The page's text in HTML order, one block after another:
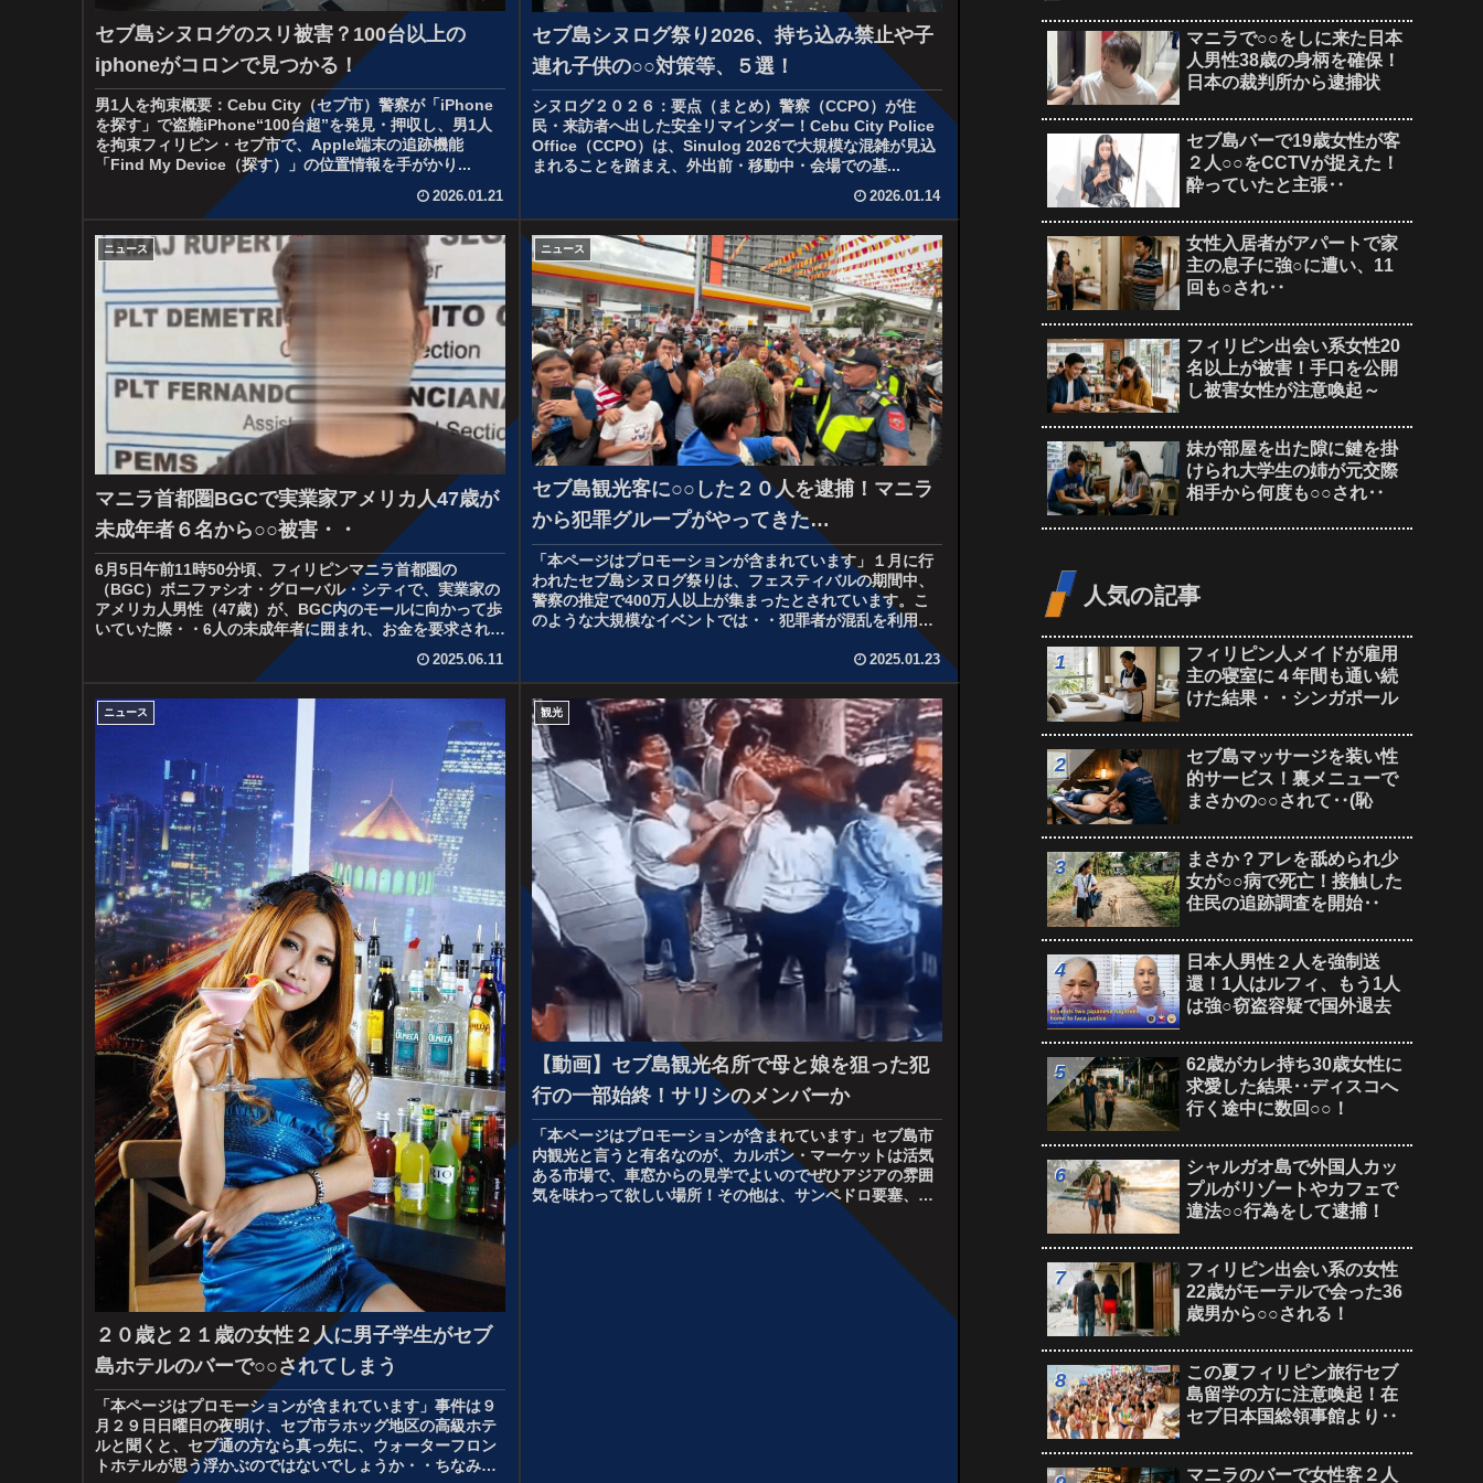
セブ島シヌログのスリ被害？100台以上の
iphoneがコロンで見つかる！
男1人を拘束概要：Cebu City（セブ市）警察が「iPhone
を探す」で盗難iPhone“100台超”を発見・押収し、男1人
を拘束フィリピン・セブ市で、Apple端末の追跡機能
「Find My Device（探す）」の位置情報を手がかり...
2026.01.21
セブ島シヌログ祭り2026、持ち込み禁止や子
連れ子供の○○対策等、５選！
シヌログ２０２６：要点（まとめ）警察（CCPO）が住
民・来訪者へ出した安全リマインダー！Cebu City Police
Office（CCPO）は、Sinulog 2026で大規模な混雑が見込
まれることを踏まえ、外出前・移動中・会場での基...
2026.01.14
ニュース
マニラ首都圏BGCで実業家アメリカ人47歳が
未成年者６名から○○被害・・
6月5日午前11時50分頃、フィリピンマニラ首都圏の
（BGC）ボニファシオ・グローバル・シティで、実業家の
アメリカ人男性（47歳）が、BGC内のモールに向かって歩
いていた際・・6人の未成年者に囲まれ、お金を要求され彼
がお金を渡そうとした時、...
2025.06.11
ニュース
セブ島観光客に○○した２０人を逮捕！マニラ
から犯罪グループがやってきた…
「本ページはプロモーションが含まれています」１月に行
われたセブ島シヌログ祭りは、フェスティバルの期間中、
警察の推定で400万人以上が集まったとされています。こ
のような大規模なイベントでは・・犯罪者が混乱を利用し
2025.01.23
ニュース
２０歳と２１歳の女性２人に男子学生がセブ
島ホテルのバーで○○されてしまう
「本ページはプロモーションが含まれています」事件は９
月２９日日曜日の夜明け、セブ市ラホッグ地区の高級ホテ
ルと聞くと、セブ通の方なら真っ先に、ウォーターフロン
トホテルが思う浮かぶのではないでしょうか・・ちなみに
観光
【動画】セブ島観光名所で母と娘を狙った犯
行の一部始終！サリシのメンバーか
「本ページはプロモーションが含まれています」セブ島市
内観光と言うと有名なのが、カルボン・マーケットは活気
ある市場で、車窓からの見学でよいのでぜひアジアの雰囲
気を味わって欲しい場所！その他は、サンペドロ要塞、マ
マニラで○○をしに来た日本
人男性38歳の身柄を確保！
日本の裁判所から逮捕状
セブ島バーで19歳女性が客
２人○○をCCTVが捉えた！
酔っていたと主張‥
女性入居者がアパートで家
主の息子に強○に遭い、11
回も○され‥
フィリピン出会い系女性20
名以上が被害！手口を公開
し被害女性が注意喚起～
妹が部屋を出た隙に鍵を掛
けられ大学生の姉が元交際
相手から何度も○○され‥
人気の記事
フィリピン人メイドが雇用
主の寝室に４年間も通い続
けた結果・・シンガポール
セブ島マッサージを装い性
的サービス！裏メニューで
まさかの○○されて‥(恥
まさか？アレを舐められ少
女が○○病で死亡！接触した
住民の追跡調査を開始‥
日本人男性２人を強制送
還！1人はルフィ、もう1人
は強○窃盗容疑で国外退去
62歳がカレ持ち30歳女性に
求愛した結果‥ディスコへ
行く途中に数回○○！
シャルガオ島で外国人カッ
プルがリゾートやカフェで
違法○○行為をして逮捕！
フィリピン出会い系の女性
22歳がモーテルで会った36
歳男から○○される！
この夏フィリピン旅行セブ
島留学の方に注意喚起！在
セブ日本国総領事館より‥
マニラのバーで女性客２人